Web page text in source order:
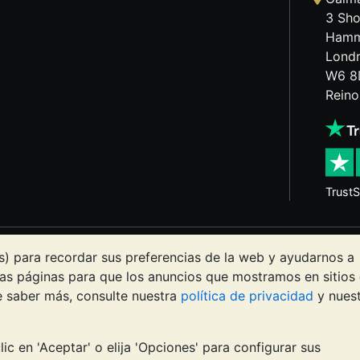
para recordar sus preferencias de la web y ayudarnos a
páginas para que los anuncios que mostramos en sitios
más, consulte nuestra política de privacidad y
en 'Aceptar' o elija 'Opciones' para configurar sus
3
W6
web de BullionVault ni en ninguna de sus
profesional para determinar si poseer metales